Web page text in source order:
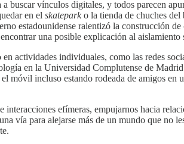
buscar vínculos digitales, y todos parecen
en el skateparko la tienda de chuches del
estadounidense ralentizó la construcción
una posible explicación al aislamiento
actividades individuales, como las redes
en la Universidad Complutense de
móvil incluso estando rodeada de amigos en
interacciones efímeras, empujarnos hacia
vía para alejarse más de un mundo que no